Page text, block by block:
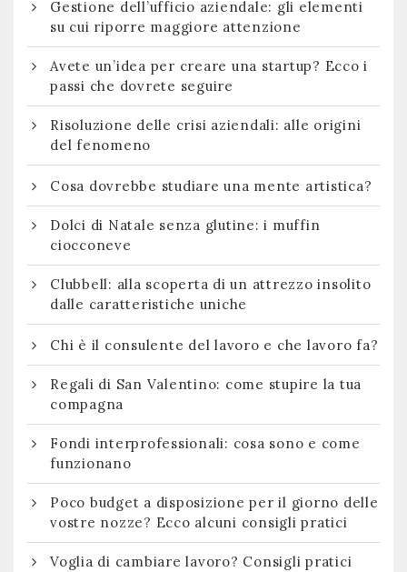
Gestione dell’ufficio aziendale: gli elementi
su cui riporre maggiore attenzione
Avete un’idea per creare una startup? Ecco i
passi che dovrete seguire
Risoluzione delle crisi aziendali: alle origini
del fenomeno
Cosa dovrebbe studiare una mente artistica?
Dolci di Natale senza glutine: i muffin
ciocconeve
Clubbell: alla scoperta di un attrezzo insolito
dalle caratteristiche uniche
Chi è il consulente del lavoro e che lavoro fa?
Regali di San Valentino: come stupire la tua
compagna
Fondi interprofessionali: cosa sono e come
funzionano
Poco budget a disposizione per il giorno delle
vostre nozze? Ecco alcuni consigli pratici
Voglia di cambiare lavoro? Consigli pratici